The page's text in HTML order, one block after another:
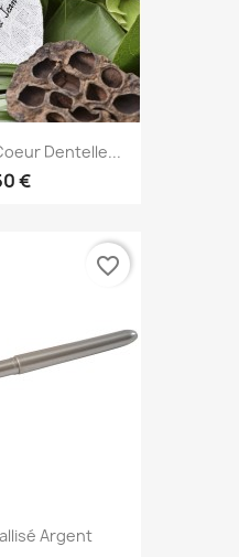
Dentelle...
€
Argent
favorite_border